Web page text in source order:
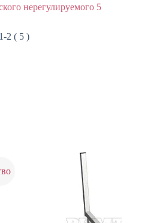
нерегулируемого 5
2 ( 5 )